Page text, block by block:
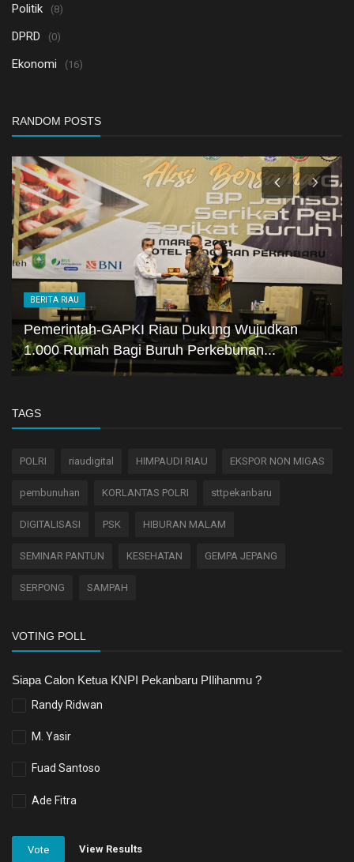
Politik (8)
DPRD (0)
Ekonomi (16)
RANDOM POSTS
BERITA RIAU
Pemerintah-GAPKI Riau Dukung Wujudkan
1.000 Rumah Bagi Buruh Perkebunan...
TAGS
POLRI riaudigital HIMPAUDI RIAU EKSPOR NON MIGAS
pembunuhan KORLANTAS POLRI sttpekanbaru
DIGITALISASI PSK HIBURAN MALAM
SEMINAR PANTUN KESEHATAN GEMPA JEPANG
SERPONG SAMPAH
VOTING POLL
Siapa Calon Ketua KNPI Pekanbaru PIlihanmu ?
Randy Ridwan
M. Yasir
Fuad Santoso
Ade Fitra
Vote View Results